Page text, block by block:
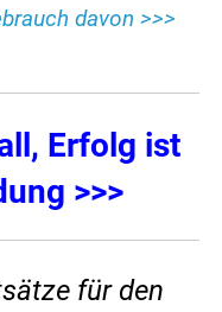
davon >>>
Erfolg ist
>>>
für den